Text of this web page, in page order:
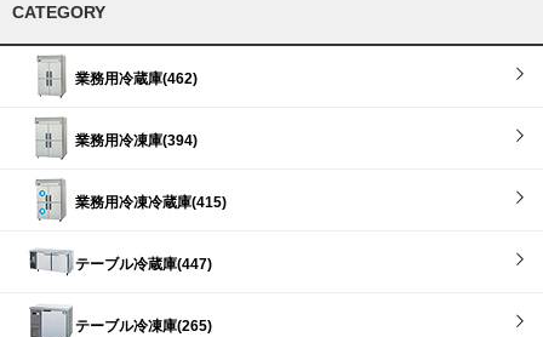
CATEGORY
業務用冷蔵庫(462)
業務用冷凍庫(394)
業務用冷凍冷蔵庫(415)
テーブル冷蔵庫(447)
テーブル冷凍庫(265)